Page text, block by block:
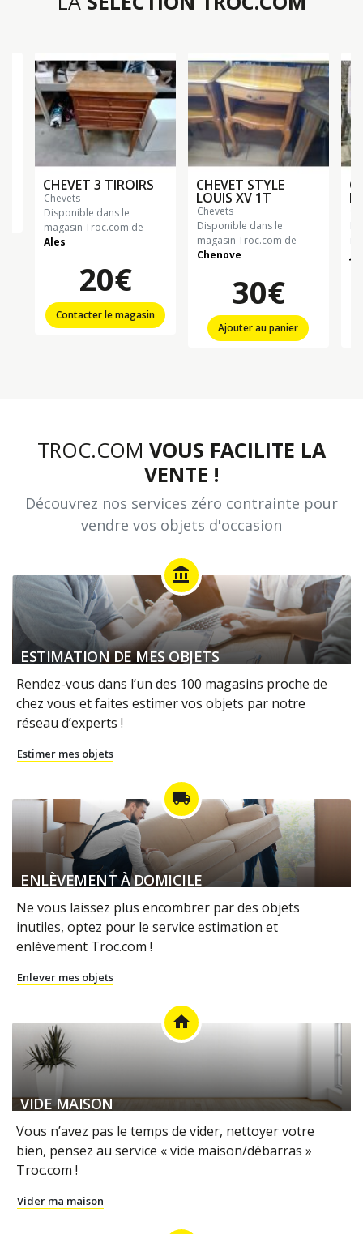
CHEVET 3 TIROIRS
chevets
Disponible dans le
magasin Troc.com de
Ales
20€
Contacter le magasin
CHEVET STYLE
LOUIS XV 1T
chevets
Disponible dans le
magasin Troc.com de
Chenove
30€
Ajouter au panier
TROC.COM VOUS FACILITE LA
VENTE !
Découvrez nos services zéro contrainte pour
vendre vos objets d'occasion
account_balance
ESTIMATION DE MES OBJETS
Rendez-vous dans l’un des 100 magasins proche de
chez vous et faites estimer vos objets par notre
réseau d’experts !
Estimer mes objets
local_shipping
ENLÈVEMENT À DOMICILE
Ne vous laissez plus encombrer par des objets
inutiles, optez pour le service estimation et
enlèvement Troc.com !
Enlever mes objets
home
VIDE MAISON
Vous n’avez pas le temps de vider, nettoyer votre
bien, pensez au service « vide maison/débarras »
Troc.com !
Vider ma maison